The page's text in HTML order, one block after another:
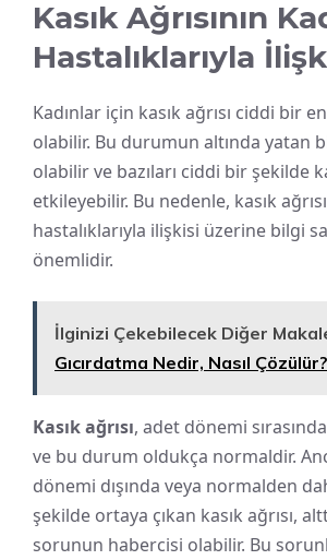
Kasık Ağrısının
Hastalıklarıyla
Kadınlar için kasık ağrısı ciddi bir
olabilir. Bu durumun altında yatan
olabilir ve bazıları ciddi bir şekilde
etkileyebilir. Bu nedenle, kasık
hastalıklarıyla ilişkisi üzerine bilgi
önemlidir.
İlginizi Çekebilecek Diğer
Gıcırdatma Nedir, Nasıl Çözülür?
Kasık ağrısı, adet dönemi
ve bu durum oldukça normaldir.
dönemi dışında veya normalden
şekilde ortaya çıkan kasık ağrısı,
sorunun habercisi olabilir. Bu